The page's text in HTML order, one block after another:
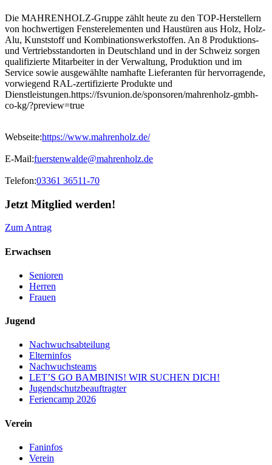
Die MAHRENHOLZ-Gruppe zählt heute zu den TOP-Herstellern
von hochwertigen Fensterelementen und Haustüren aus Holz, Holz-
Alu, Kunststoff und Kombinationswerkstoffen. An 8 Produktions-
und Vertriebsstandorten in Deutschland und in der Schweiz sorgen
qualifizierte Mitarbeiter in der Verwaltung, Produktion und im
Service sowie ausgewählte namhafte Lieferanten für hervorragende,
vorwiegend RAL-zertifizierte Produkte und
Dienstleistungen.https://fsvunion.de/sponsoren/mahrenholz-gmbh-
co-kg/?preview=true
Webseite:https://www.mahrenholz.de/
E-Mail:fuerstenwalde@mahrenholz.de
Telefon:03361 36511-70
Jetzt Mitglied werden!
Zum Antrag
Erwachsen
Senioren
Herren
Frauen
Jugend
Nachwuchsabteilung
Elterninfos
Nachwuchsteams
LET’S GO BAMBINIS! WIR SUCHEN DICH!
Jugendschutzbeauftragter
Feriencamp 2026
Verein
Faninfos
Verein